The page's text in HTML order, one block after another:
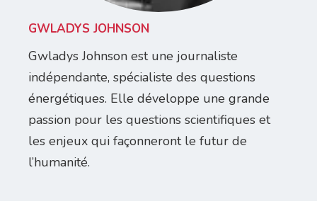
GWLADYS JOHNSON
Gwladys Johnson est une journaliste
indépendante, spécialiste des questions
énergétiques. Elle développe une grande
passion pour les questions scientifiques et
les enjeux qui façonneront le futur de
l’humanité.